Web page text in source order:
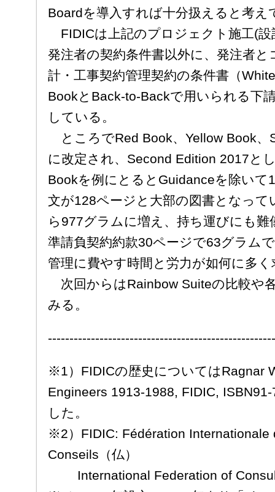
Boardを導入すれば十分扱えると考え
FIDICは上記のプロジェクト施工(
発注者の契約条件書以外に、発注者
計・工事契約管理契約の条件書（
BookとBack-to-Backで用いられる下
している。
ところでRed Book、Yellow Book、
に改定され、Second Edition 2017と
Bookを例にとるとGuidanceを除いて
文が128ページと大部の図書となっ
ら977グラムに増え、持ち運びにも難
準請負契約約款30ページで63グラム
管理に費やす時間と労力が如何に多
次回からはRainbow Suiteの比較や
みる。
※1）FIDICの歴史についてはRagnar
Engineers 1913-1988, FIDIC,
した。
※2）FIDIC: Fédération Internationale
Conseils（仏）
International Federation of